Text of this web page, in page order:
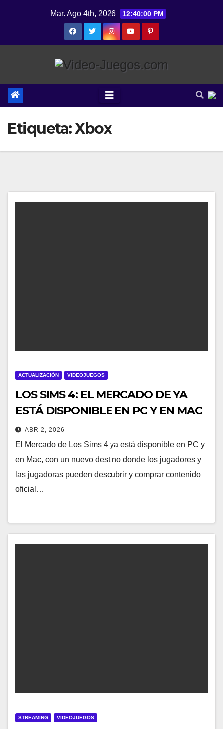
Mar. Ago 4th, 2026 12:40:01 PM
Etiqueta:Xbox
ACTUALIZACIÓN VIDEOJUEGOS
LOS SIMS 4: EL MERCADO DE YA
ESTÁ DISPONIBLE EN PC Y EN MAC
ABR 2, 2026
El Mercado de Los Sims 4 ya está disponible en PC y
en Mac, con un nuevo destino donde los jugadores y
las jugadoras pueden descubrir y comprar contenido
oficial…
STREAMING VIDEOJUEGOS